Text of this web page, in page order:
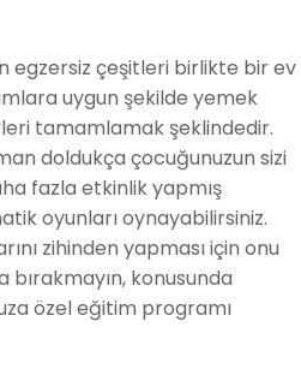
egzersiz çeşitleri birlikte bir ev
uygun şekilde yemek
tamamlamak şeklindedir.
doldukça çocuğunuzun sizi
fazla etkinlik yapmış
oyunları oynayabilirsiniz.
zihinden yapması için onu
konusunda
özel eğitim programı